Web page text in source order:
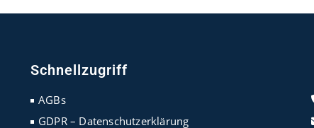
Schnellzugriff
AGBs
GDPR – Datenschutzerklärung